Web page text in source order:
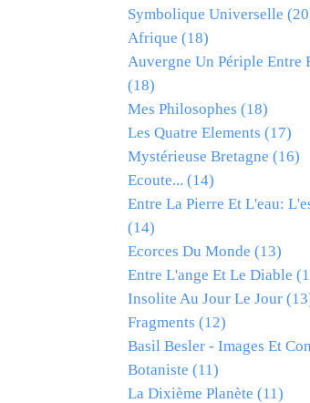
Symbolique Universelle
Afrique (18)
Auvergne Un Périple Entre
(18)
Mes Philosophes (18)
Les Quatre Elements (17)
Mystérieuse Bretagne (16)
Ecoute... (14)
Entre La Pierre Et L'eau:
(14)
Ecorces Du Monde (13)
Entre L'ange Et Le Diable
Insolite Au Jour Le Jour
Fragments (12)
Basil Besler - Images Et
Botaniste (11)
La Dixième Planète (11)